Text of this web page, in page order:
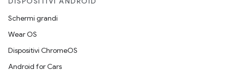
Schermi grandi
Wear OS
Dispositivi ChromeOS
Android for Cars